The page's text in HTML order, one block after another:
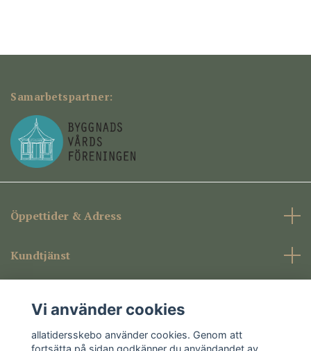
Samarbetspartner:
Öppettider & Adress
Kundtjänst
Sociala medier
Vi använder cookies
allatidersskebo använder cookies. Genom att
fortsätta på sidan godkänner du användandet av